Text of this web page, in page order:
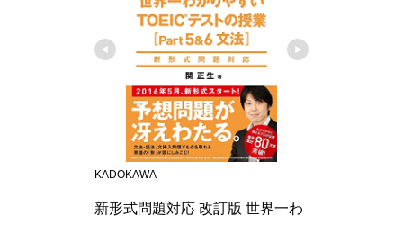
KADOKAWA
新形式問題対応 改訂版 世界一わ